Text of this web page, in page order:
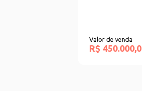
Valor de venda
R$